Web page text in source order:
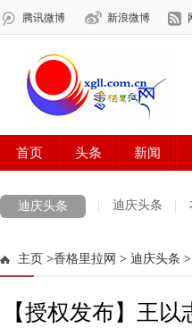
迪庆头条 迪庆头条
主页 >香格里拉网 > 迪庆头条
【授权发布】王